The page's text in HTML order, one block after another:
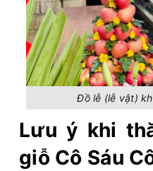
Đồ lễ (lễ vật)
Lưu ý khi
giỗ Cô Sáu